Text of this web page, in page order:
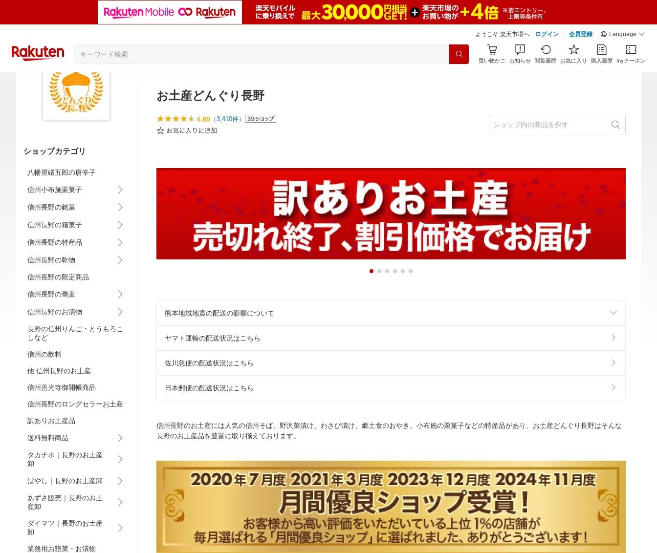
ようこそ 楽天市場へ ログイン 会員登録 Language
買い物かご お知らせ 閲覧履歴 お気に入り 購入履歴 myクーポン
ショップカテゴリ
八幡屋礒五郎の唐辛子
信州小布施栗菓子
信州長野の銘菓
信州長野の箱菓子
信州長野の特産品
信州長野の乾物
信州長野の限定商品
信州長野の蕎麦
信州長野のお漬物
長野の信州りんご・とうもろこ
しなど
信州の飲料
他 信州長野のお土産
信州善光寺御開帳商品
信州長野のロングセラーお土産
訳ありお土産品
送料無料商品
タカチホ｜長野のお土産
卸
はやし｜長野のお土産卸
あずさ販売｜長野のお土
産卸
ダイマツ｜長野のお土産
卸
業務用お惣菜・お漬物
お土産どんぐり長野
4.80 （3,410件）
熊本地域地震の配送の影響について
ヤマト運輸の配送状況はこちら
佐川急便の配送状況はこちら
日本郵便の配送状況はこちら
信州長野のお土産には人気の信州そば、野沢菜漬け、わさび漬け、郷土食のおやき、小布施の栗菓子などの特産品があり、お土産どんぐり長野はそんな
長野のお土産品を豊富に取り揃えております。